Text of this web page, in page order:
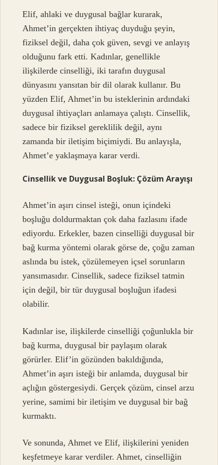
Elif, ahlaki ve duygusal bağlar kurarak,
Ahmet’in gerçekten ihtiyaç duyduğu şeyin,
fiziksel değil, daha çok güven, sevgi ve anlayış
olduğunu fark etti. Kadınlar, genellikle
ilişkilerde cinselliği, iki tarafın duygusal
dünyasını yansıtan bir dil olarak kullanır. Bu
yüzden Elif, Ahmet’in bu isteklerinin ardındaki
duygusal ihtiyaçları anlamaya çalıştı. Cinsellik,
sadece bir fiziksel gereklilik değil, aynı
zamanda bir iletişim biçimiydi. Bu anlayışla,
Ahmet’e yaklaşmaya karar verdi.
Cinsellik ve Duygusal Boşluk: Çözüm Arayışı
Ahmet’in aşırı cinsel isteği, onun içindeki
boşluğu doldurmaktan çok daha fazlasını ifade
ediyordu. Erkekler, bazen cinselliği duygusal bir
bağ kurma yöntemi olarak görse de, çoğu zaman
aslında bu istek, çözülemeyen içsel sorunların
yansımasıdır. Cinsellik, sadece fiziksel tatmin
için değil, bir tür duygusal boşluğun ifadesi
olabilir.
Kadınlar ise, ilişkilerde cinselliği çoğunlukla bir
bağ kurma, duygusal bir paylaşım olarak
görürler. Elif’in gözünden bakıldığında,
Ahmet’in aşırı isteği bir anlamda, duygusal bir
açlığın göstergesiydi. Gerçek çözüm, cinsel arzu
yerine, samimi bir iletişim ve duygusal bir bağ
kurmaktı.
Ve sonunda, Ahmet ve Elif, ilişkilerini yeniden
keşfetmeye karar verdiler. Ahmet, cinselliğin